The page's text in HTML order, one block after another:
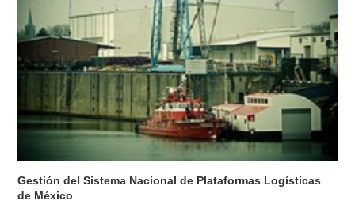
Gestión del Sistema Nacional de Plataformas Logísticas
de México